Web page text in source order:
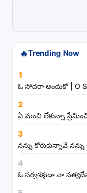
t
a
n
d
m
i
n
i
s
t
🔥Trending Now
1
ఓ సోదరా అందుకో | O
2
ఏ మంచి లేకున్నా
3
నన్ను కోరుకున్నావే
4
ఓ సర్వశక్తుడా నా